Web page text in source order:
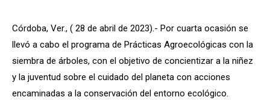
Córdoba, Ver., ( 28 de abril de 2023).- Por cuarta ocasión se
llevó a cabo el programa de Prácticas Agroecológicas con la
siembra de árboles, con el objetivo de concientizar a la niñez
y la juventud sobre el cuidado del planeta con acciones
encaminadas a la conservación del entorno ecológico.